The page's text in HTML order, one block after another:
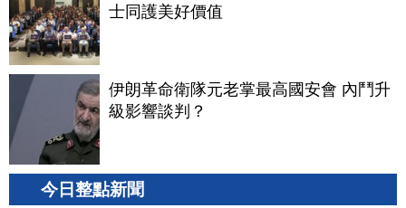
士同護美好價值
伊朗革命衛隊元老掌最高國安會 內鬥升
級影響談判？
今日整點新聞